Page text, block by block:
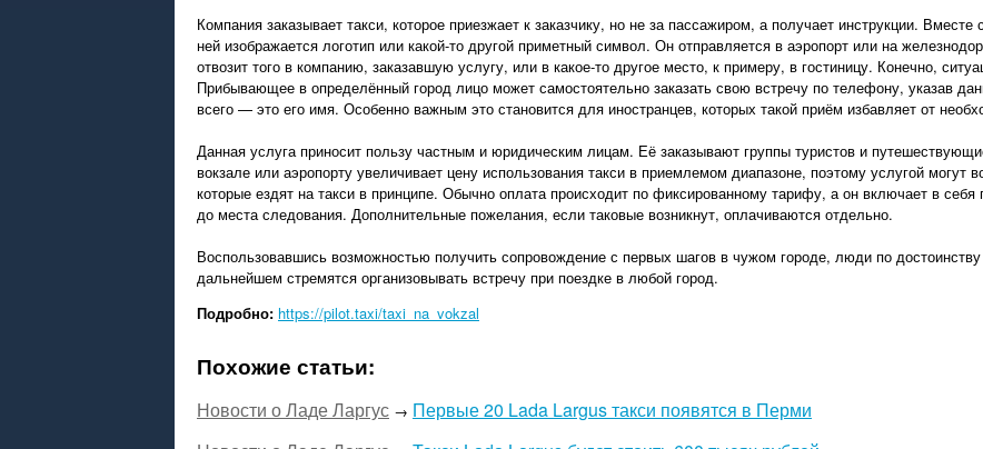
Компания заказывает такси, которое приезжает к заказчику, но не за пассажиром, а получает инструкции. Вместе
ней изображается логотип или какой-то другой приметный символ. Он отправляется в аэропорт или на
отвозит того в компанию, заказавшую услугу, или в какое-то другое место, к примеру, в гостиницу. Конечно,
Прибывающее в определённый город лицо может самостоятельно заказать свою встречу по телефону, указав
всего — это его имя. Особенно важным это становится для иностранцев, которых такой приём избавляет от
Данная услуга приносит пользу частным и юридическим лицам. Её заказывают группы туристов и
вокзале или аэропорту увеличивает цену использования такси в приемлемом диапазоне, поэтому услугой могут
которые ездят на такси в принципе. Обычно оплата происходит по фиксированному тарифу, а он включает в себя
до места следования. Дополнительные пожелания, если таковые возникнут, оплачиваются отдельно.
Воспользовавшись возможностью получить сопровождение с первых шагов в чужом городе, люди по
дальнейшем стремятся организовывать встречу при поездке в любой город.
Подробно: https://pilot.taxi/taxi_na_vokzal
Похожие статьи:
Новости о Ладе Ларгус → Первые 20 Lada Largus такси появятся в Перми